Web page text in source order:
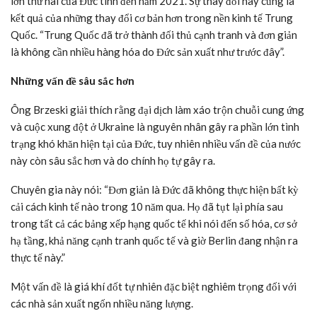
năm ngoái trong tháng 6.
Theo dữ liệu do S&P Global công bố hôm 23/8, hoạt động kinh
doanh của Đức, bao gồm cả dịch vụ và sản xuất, đã giảm trong
mới bắt đầu dần dần dỡ bỏ các hạn chế nghiêm ngặt về đại dịch.
Ông Carsten Brzeski, người đứng đầu bộ phận nghiên cứu kinh tế
vĩ mô toàn cầu tại ING, nói với CNN: “Sổ đặt hàng công nghiệp
của Đức đã trống rỗng trong 12 tháng qua. Xuất khẩu của Đức
sang Trung Quốc rất chậm chạp, thấp hơn nhiều so với trước đại
dịch”.